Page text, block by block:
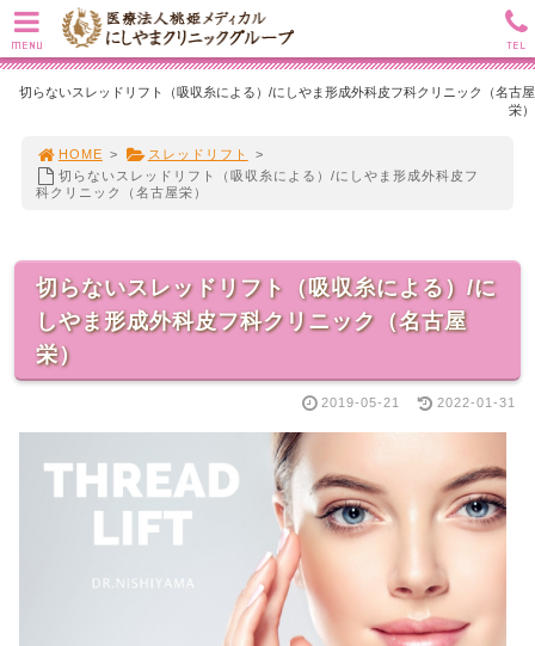
切らないスレッドリフト（吸収糸による）/にしやま形成外科皮フ科クリニック（名古屋
栄）
HOME > スレッドリフト
>
切らないスレッドリフト（吸収糸による）/にしやま形成外科皮フ
科クリニック（名古屋栄）
切らないスレッドリフト（吸収糸による）/に
しやま形成外科皮フ科クリニック（名古屋
栄）
2019-05-21 2022-01-31
MENU TEL